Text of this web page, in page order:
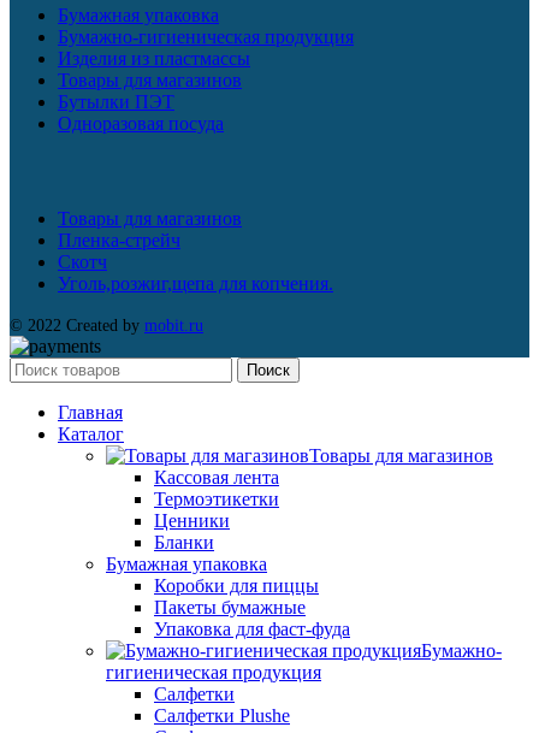
Бумажная упаковка
Бумажно-гигиеническая продукция
Изделия из пластмассы
Товары для магазинов
Бутылки ПЭТ
Одноразовая посуда
Товары для магазинов
Пленка-стрейч
Скотч
Уголь,розжиг,щепа для копчения.
© 2022 Created by mobit.ru
Поиск
Главная
Каталог
Товары для магазинов
Кассовая лента
Термоэтикетки
Ценники
Бланки
Бумажная упаковка
Коробки для пиццы
Пакеты бумажные
Упаковка для фаст-фуда
Бумажно-
гигиеническая продукция
Салфетки
Салфетки Plushe